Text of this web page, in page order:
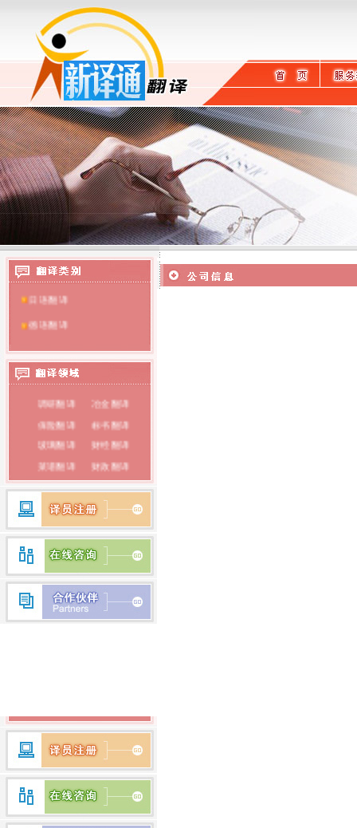
英语翻译
日语翻译
德语翻译
泰语翻译
俄语翻译
韩语翻译
蒙古语翻译
朝鲜语翻译
荷兰语翻译
瑞典语翻译
希腊语翻译
芬兰语翻译
捷克语翻译
越南语翻译
马来语翻译
印尼语翻译
印地语翻译
波兰语翻译
调研翻译
冶金翻译
保险翻译
标书翻译
玻璃翻译
财经翻译
菜谱翻译
财政翻译
餐饮翻译
词典翻译
电子翻译
法律翻译
盖章翻译
钢铁翻译
公证翻译
广播翻译
专业翻译
行业翻译
耗材翻译
建筑翻译
校对翻译
交通翻译
驾照翻译
盖章翻译
塑料翻译
金融翻译
即时翻译
现场翻译
机械翻译